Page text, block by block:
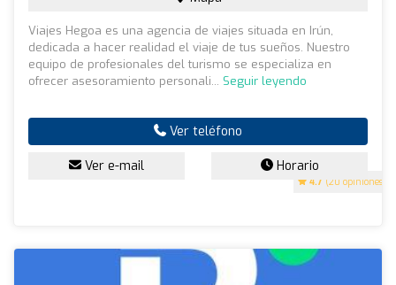
4.7 (20 opiniones)
Viajes Hegoa es una agencia de viajes situada en Irún,
dedicada a hacer realidad el viaje de tus sueños. Nuestro
equipo de profesionales del turismo se especializa en
ofrecer asesoramiento personali... Seguir leyendo
Ver teléfono
Ver e-mail Horario